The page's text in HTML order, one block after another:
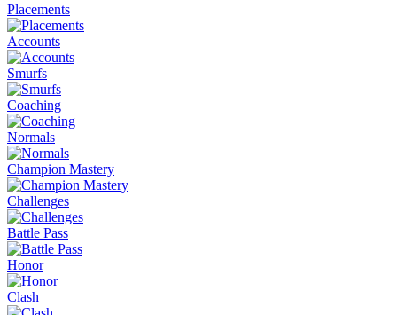
Placements
Accounts
Smurfs
Coaching
Normals
Champion Mastery
Challenges
Battle Pass
Honor
Clash